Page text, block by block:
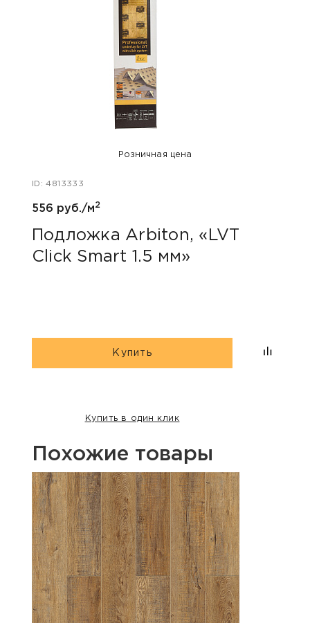
Розничная цена
ID: 4813333
556 руб./м2
Подложка Arbiton, «LVT
Click Smart 1.5 мм»
Купить
Купить в один клик
Похожие товары